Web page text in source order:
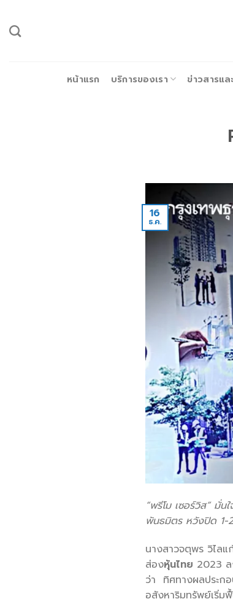
ยัง
หน้าแรก บริการของเรา ข่าวสารแล
16
ธ.ค.
“พรีโม เซอร์วิส” มั่น
พันธมิตร หวังปิด 1-
นางสาวจตุพร วิไลแ
ส่องหุ้นไทย 2023 ล
ว่า ทิศทางผลประกอ
อสังหาริมทรัพย์เริ่ม